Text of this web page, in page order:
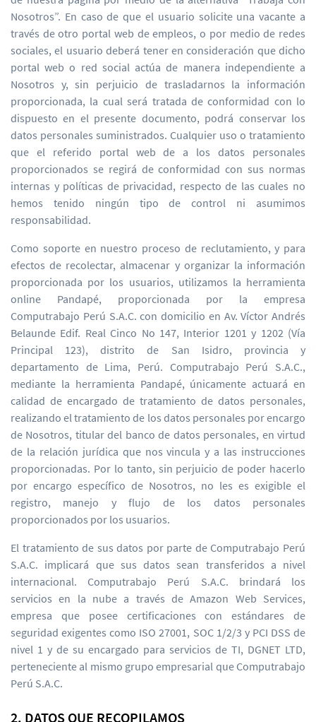
Nosotros”. En caso de que el usuario solicite una vacante a
través de otro portal web de empleos, o por medio de redes
sociales, el usuario deberá tener en consideración que dicho
portal web o red social actúa de manera independiente a
Nosotros y, sin perjuicio de trasladarnos la información
proporcionada, la cual será tratada de conformidad con lo
dispuesto en el presente documento, podrá conservar los
datos personales suministrados. Cualquier uso o tratamiento
que el referido portal web de a los datos personales
proporcionados se regirá de conformidad con sus normas
internas y políticas de privacidad, respecto de las cuales no
hemos tenido ningún tipo de control ni asumimos
responsabilidad.
Como soporte en nuestro proceso de reclutamiento, y para
efectos de recolectar, almacenar y organizar la información
proporcionada por los usuarios, utilizamos la herramienta
online Pandapé, proporcionada por la empresa
Computrabajo Perú S.A.C. con domicilio en Av. Víctor Andrés
Belaunde Edif. Real Cinco No 147, Interior 1201 y 1202 (Vía
Principal 123), distrito de San Isidro, provincia y
departamento de Lima, Perú. Computrabajo Perú S.A.C.,
mediante la herramienta Pandapé, únicamente actuará en
calidad de encargado de tratamiento de datos personales,
realizando el tratamiento de los datos personales por encargo
de Nosotros, titular del banco de datos personales, en virtud
de la relación jurídica que nos vincula y a las instrucciones
proporcionadas. Por lo tanto, sin perjuicio de poder hacerlo
por encargo específico de Nosotros, no les es exigible el
registro, manejo y flujo de los datos personales
proporcionados por los usuarios.
El tratamiento de sus datos por parte de Computrabajo Perú
S.A.C. implicará que sus datos sean transferidos a nivel
internacional. Computrabajo Perú S.A.C. brindará los
servicios en la nube a través de Amazon Web Services,
empresa que posee certificaciones con estándares de
seguridad exigentes como ISO 27001, SOC 1/2/3 y PCI DSS de
nivel 1 y de su encargado para servicios de TI, DGNET LTD,
perteneciente al mismo grupo empresarial que Computrabajo
Perú S.A.C.
2. DATOS QUE RECOPILAMOS